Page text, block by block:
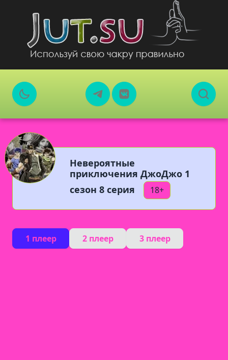
Невероятные
приключения ДжоДжо 1
сезон 8 серия
18+
1 плеер 2 плеер 3 плеер